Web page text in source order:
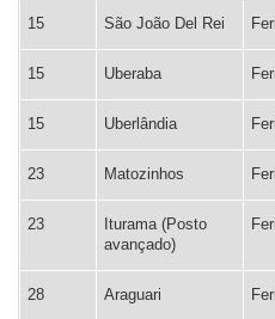
15 São João Del Rei
15 Uberaba
15 Uberlândia
23 Matozinhos
23
Iturama (Posto
avançado)
28 Araguari